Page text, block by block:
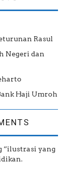
Rasul
Negeri dan
Haji Umroh
“ilustrasi yang